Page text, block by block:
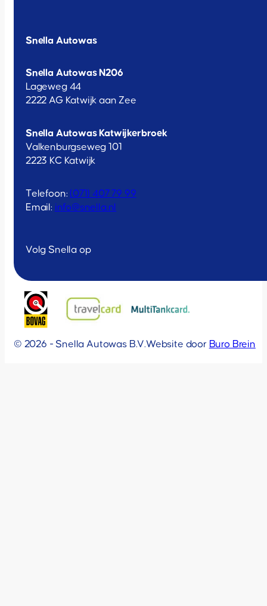
Snella Autowas
Snella Autowas N206
Lageweg 44
2222 AG Katwijk aan Zee
Snella Autowas Katwijkerbroek
Valkenburgseweg 101
2223 KC Katwijk
Telefoon:(071) 407 79 99
Email: info@snella.nl
Volg Snella op
© 2026 - Snella Autowas B.V.Website door Buro Brein